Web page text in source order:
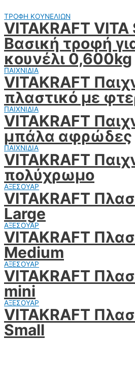
ΤΡΟΦΗ ΚΟΥΝΕΛΙΩΝ
VITAKRAFT VITA
Βασική τροφή
κουνέλι 0,600kg
ΠΑΙΧΝΙΔΙΑ
VITAKRAFT
πλαστικό με
ΠΑΙΧΝΙΔΙΑ
VITAKRAFT
μπάλα αφρώδες
ΠΑΙΧΝΙΔΙΑ
VITAKRAFT
πολύχρωμο
ΑΞΕΣΟΥΑΡ
VITAKRAFT
Large
ΑΞΕΣΟΥΑΡ
VITAKRAFT
Medium
ΑΞΕΣΟΥΑΡ
VITAKRAFT
mini
ΑΞΕΣΟΥΑΡ
VITAKRAFT
Small